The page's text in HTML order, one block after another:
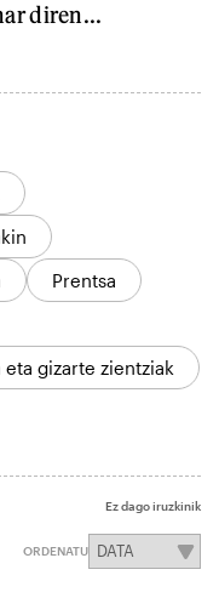
diren...
Prentsa
eta gizarte zientziak
Ez dago iruzkinik
ORDENATU